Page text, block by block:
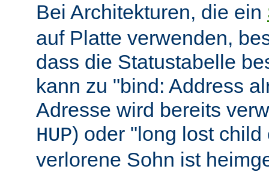
Bei Architekturen, die ein
auf Platte verwenden,
dass die Statustabelle
kann zu "bind: Address
Adresse wird bereits
HUP) oder "long lost
verlorene Sohn ist